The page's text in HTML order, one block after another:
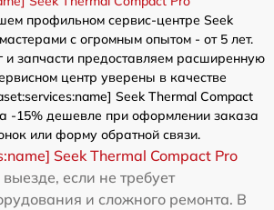
профильном сервис-центре Seek
с огромным опытом - от 5 лет.
и запчасти предоставляем расширенную
центр уверены в качестве
Seek Thermal Compact
-15% дешевле при оформлении заказа
или форму обратной связи.
Seek Thermal Compact Pro
если не требует
и сложного ремонта. В